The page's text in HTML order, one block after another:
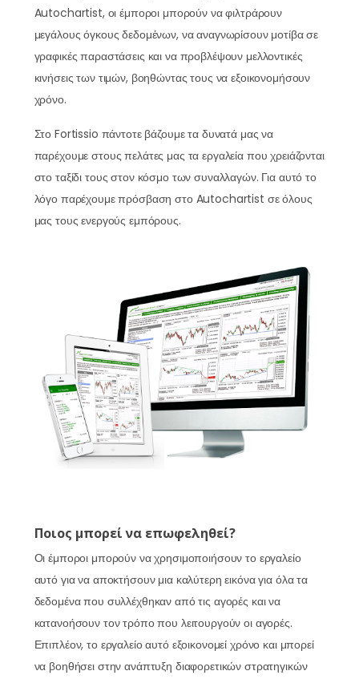
Autochartist, οι έμποροι μπορούν να φιλτράρουν
μεγάλους όγκους δεδομένων, να αναγνωρίσουν μοτίβα σε
γραφικές παραστάσεις και να προβλέψουν μελλοντικές
κινήσεις των τιμών, βοηθώντας τους να εξοικονομήσουν
χρόνο.
Στο Fortissio πάντοτε βάζουμε τα δυνατά μας να
παρέχουμε στους πελάτες μας τα εργαλεία που χρειάζονται
στο ταξίδι τους στον κόσμο των συναλλαγών. Για αυτό το
λόγο παρέχουμε πρόσβαση στο Autochartist σε όλους
μας τους ενεργούς εμπόρους.
Ποιος μπορεί να επωφεληθεί?
Οι έμποροι μπορούν να χρησιμοποιήσουν το εργαλείο
αυτό για να αποκτήσουν μια καλύτερη εικόνα για όλα τα
δεδομένα που συλλέχθηκαν από τις αγορές και να
κατανοήσουν τον τρόπο που λειτουργούν οι αγορές.
Επιπλέον, το εργαλείο αυτό εξοικονομεί χρόνο και μπορεί
να βοηθήσει στην ανάπτυξη διαφορετικών στρατηγικών